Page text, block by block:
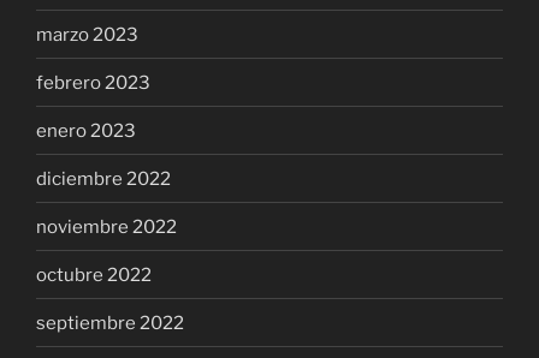
marzo 2023
febrero 2023
enero 2023
diciembre 2022
noviembre 2022
octubre 2022
septiembre 2022